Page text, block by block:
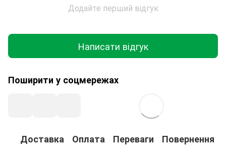
Додайте перший відгук
Написати відгук
Поширити у соцмережах
Доставка Оплата Переваги Повернення